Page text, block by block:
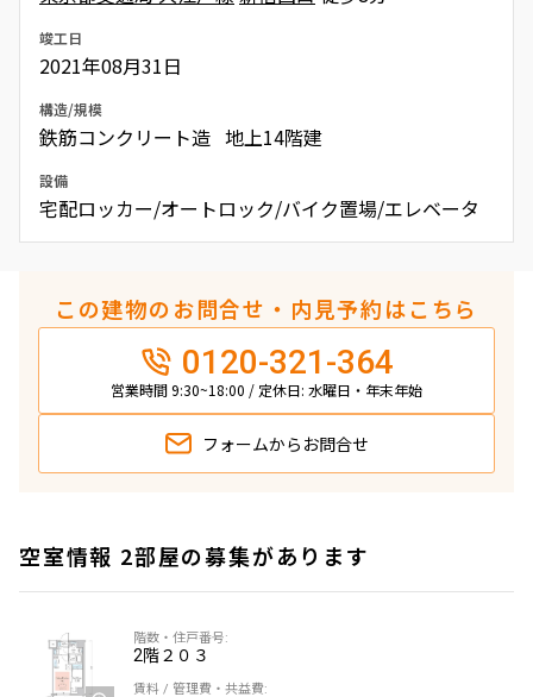
竣工日
2021年08月31日
構造/規模
鉄筋コンクリート造 地上14階建
設備
宅配ロッカー/オートロック/バイク置場/エレベータ
この建物のお問合せ・内見予約はこちら
0120-321-364
営業時間 9:30~18:00 / 定休日: 水曜日・年末年始
フォームから お問合せ
空室情報 2部屋の募集があります
2階２０３